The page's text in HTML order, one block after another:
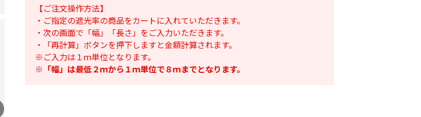
【ご注文操作方法】
・ご指定の遮光率の商品をカートに入れていただきます。
・次の画面で「幅」「長さ」をご入力いただきます。
・「再計算」ボタンを押下しますと金額計算されます。
※ご入力は１ｍ単位となります。
※ 「幅」は最低２ｍから１ｍ単位で８ｍまでとなります。